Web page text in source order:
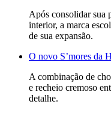
Após consolidar sua
interior, a marca
de sua expansão.
O novo S’mores da
A combinação de
e recheio cremoso
detalhe.